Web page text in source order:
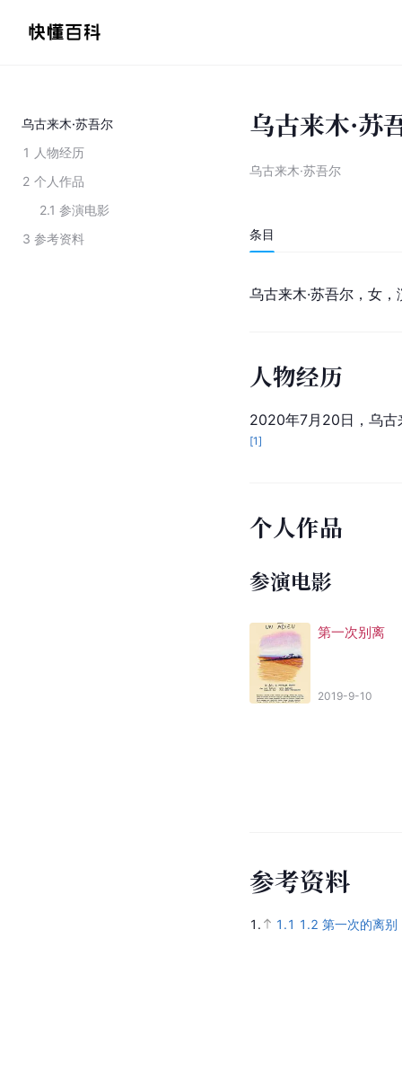
乌古来木·苏吾尔
1 人物经历
2 个人作品
2.1 参演电影
3 参考资料
乌古来木·苏
乌古来木·苏吾尔
条目
乌古来木·苏吾尔，女
人物经历
2020年7月20日，乌古
[1]
个人作品
参演电影
第一次别离
2019-9-10
参考资料
1. 1.1 1.2 第一次的离别